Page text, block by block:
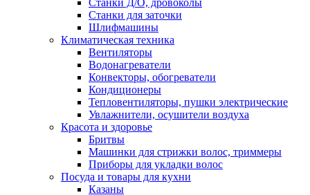
Станки для заточки
Шлифмашины
Климатическая техника
Вентиляторы
Водонагреватели
Конвекторы, обогреватели
Кондиционеры
Тепловентиляторы, пушки электрические
Увлажнители, осушители воздуха
Красота и здоровье
Бритвы
Машинки для стрижки волос, триммеры
Приборы для укладки волос
Посуда и товары для кухни
Казаны